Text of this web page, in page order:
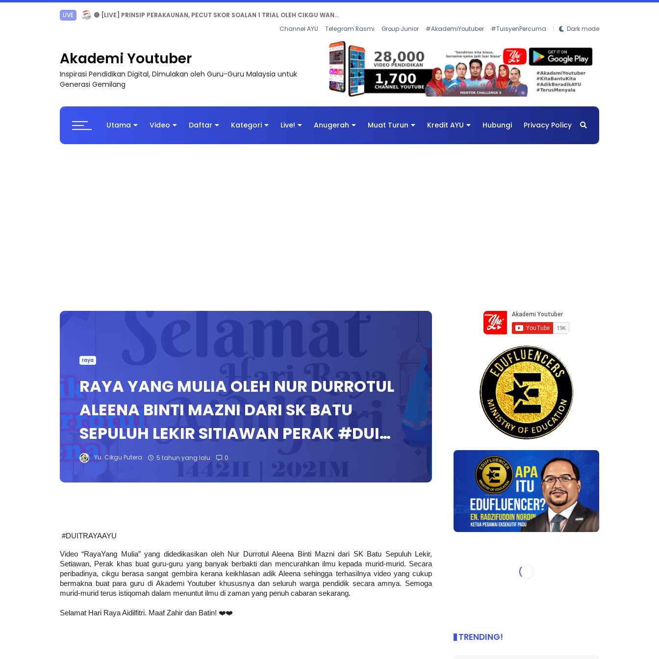
TRANSFORMASI DIGITAL GURU SIRI 7 : PAHLAWAN DIGITAL PENYELAMAT DUNIA
Channel AYU Telegram Rasmi Group Junior #AkademiYoutuber #TuisyenPercuma Dark mode
Akademi Youtuber
Inspirasi Pendidikan Digital, Dimulakan oleh Guru-Guru Malaysia untuk
Generasi Gemilang
Utama Video Daftar Kategori Live! Anugerah Muat Turun Kredit AYU Hubungi Privacy Policy
raya
RAYA YANG MULIA OLEH NUR DURROTUL
ALEENA BINTI MAZNI DARI SK BATU
SEPULUH LEKIR SITIAWAN PERAK #DUI…
Yu. Cikgu Putera 5 tahun yang lalu 0
#DUITRAYAAYU
Video “RayaYang Mulia” yang didedikasikan oleh Nur Durrotul Aleena Binti Mazni dari SK Batu Sepuluh Lekir,
Setiawan, Perak khas buat guru-guru yang banyak berbakti dan mencurahkan ilmu kepada murid-murid. Secara
peribadinya, cikgu berasa sangat gembira kerana keikhlasan adik Aleena sehingga terhasilnya video yang cukup
bermakna buat para guru di Akademi Youtuber khususnya dan seluruh warga pendidik secara amnya. Semoga
murid-murid terus istiqomah dalam menuntut ilmu di zaman yang penuh cabaran sekarang.
Selamat Hari Raya Aidilfitri. Maaf Zahir dan Batin! ❤️❤️
TRENDING!